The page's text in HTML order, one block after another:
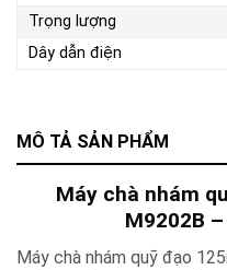
MÔ TẢ SẢN PHẨM
Máy chà nhám
M9202B
Máy chà nhám quỹ đạo
Trọng lượng
Dây dẫn điện